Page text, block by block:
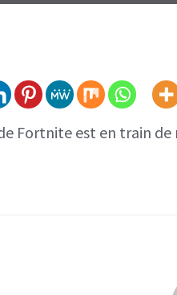
Fortnite est en train